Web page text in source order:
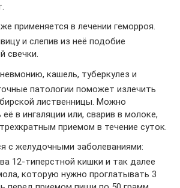
применяется в лечении геморроя.
и слепив из неё подобие
свечки.
кашель, туберкулез и
патологии поможет излечить
лиственницы. Можно
в ингаляции или, сварив в молоке,
приемом в течение суток.
с желудочными заболеваниями:
12-типерстной кишки и так далее
которую нужно проглатывать 3